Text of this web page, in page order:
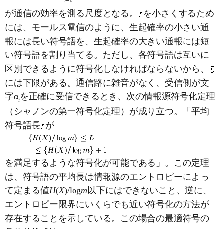
が通信の効率を測る尺度となる。
を小さくするため
には、モールス電信のように、生起確率の小さい通
報には長い符号語を、生起確率の大きい通報には短
い符号語を割り当てる。ただし、各符号語は互いに
区別できるように符号化しなければならないから、
には下限がある。通信路に雑音がなく、受信側が文
字αiを正確に受信できるとき、次の情報源符号化定理
（シャノンの第一符号化定理）が成り立つ。「平均
符号語長 が
を満足するような符号化が可能である」。この定理
は、符号語の平均長は情報源のエントロピーによっ
て定まる値H(X)/logm 以下にはできないこと、逆に、
エントロピー限界にいくらでも近い符号化の方法が
存在することを示している。この場合の最適符号の